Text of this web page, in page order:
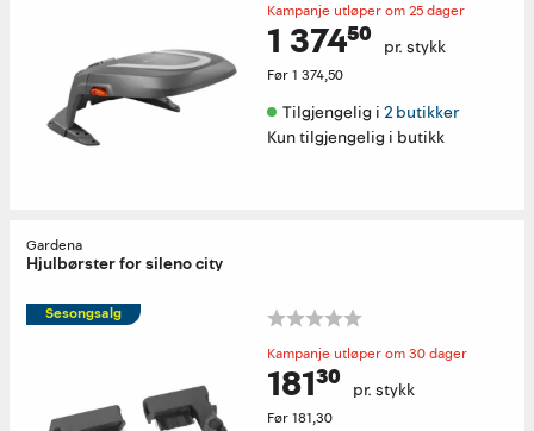
Kampanje utløper om 25 dager
1 374⁵⁰ pr. stykk
Før1 374,50
Tilgjengelig i 2 butikker
Kun tilgjengelig i butikk
Gardena
Hjulbørster for sileno city
Sesongsalg
Kampanje utløper om 30 dager
181³⁰ pr. stykk
Før181,30